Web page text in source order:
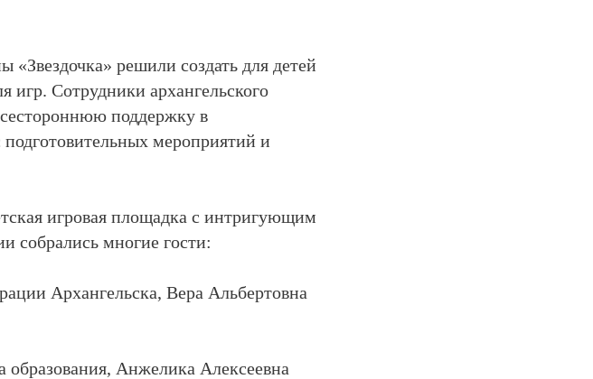
«Звездочка» решили создать для детей
игр. Сотрудники архангельского
поддержку в
подготовительных мероприятий и
игровая площадка с интригующим
собрались многие гости:
Архангельска, Вера Альбертовна
образования, Анжелика Алексеевна